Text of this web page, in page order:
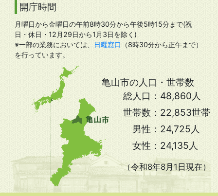
開庁時間
月曜日から金曜日の午前8時30分から午後5時15分まで(祝
日・休日・12月29日から1月3日を除く)
※一部の業務においては、
日曜窓口
（8時30分から正午まで）
を行っています。
亀山市の人口・世帯数
総人口： 48,860人
世帯数： 22,853世帯
男性： 24,725人
女性： 24,135人
（令和8年8月1日現在）